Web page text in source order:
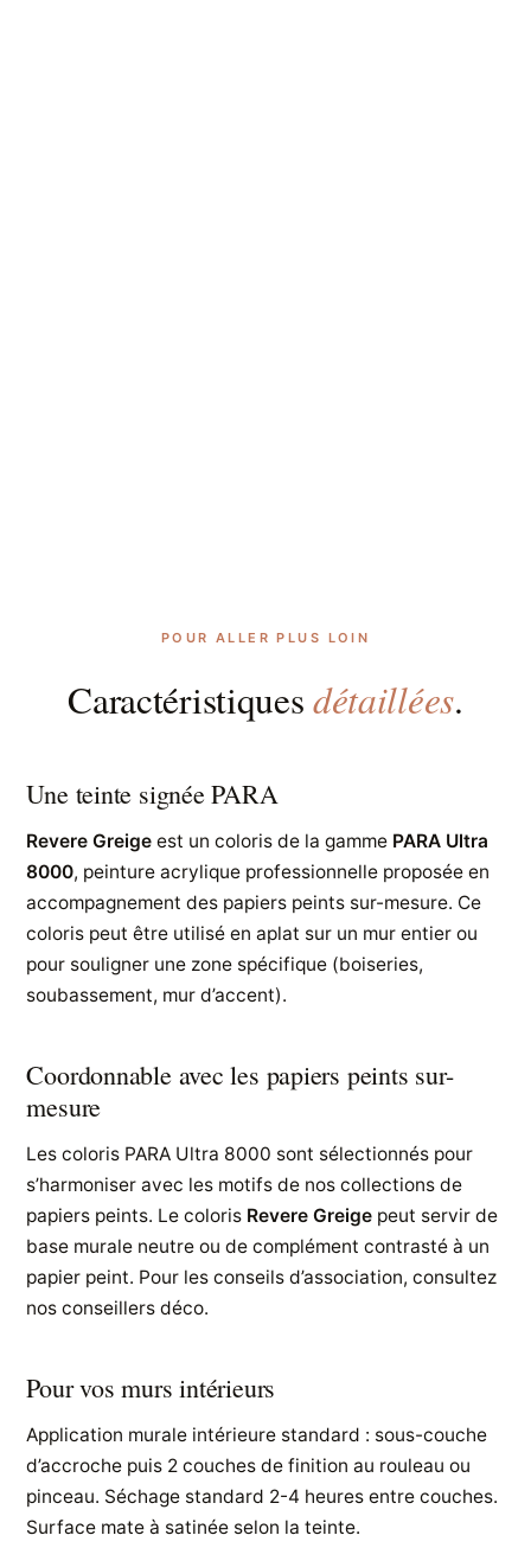
POUR ALLER PLUS LOIN
Caractéristiquesdétaillées.
Une teinte signée PARA
Revere Greige est un coloris de la gamme PARA Ultra
8000, peinture acrylique professionnelle proposée en
accompagnement des papiers peints sur-mesure. Ce
coloris peut être utilisé en aplat sur un mur entier ou
pour souligner une zone spécifique (boiseries,
soubassement, mur d’accent).
Coordonnable avec les papiers peints sur-
mesure
Les coloris PARA Ultra 8000 sont sélectionnés pour
s’harmoniser avec les motifs de nos collections de
papiers peints. Le coloris Revere Greige peut servir de
base murale neutre ou de complément contrasté à un
papier peint. Pour les conseils d’association, consultez
nos conseillers déco.
Pour vos murs intérieurs
Application murale intérieure standard : sous-couche
d’accroche puis 2 couches de finition au rouleau ou
pinceau. Séchage standard 2-4 heures entre couches.
Surface mate à satinée selon la teinte.